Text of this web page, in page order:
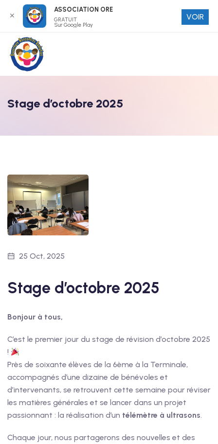
Stage d’octobre 2025
25 Oct, 2025
Stage d’octobre 2025
Bonjour à tous,
C’est le premier jour du stage de révision d’octobre 2025
!
Près de soixante élèves de la 6ème à la Terminale,
accompagnés d’une dizaine de bénévoles et
d’intervenants, se retrouvent cette semaine pour réviser
les matières générales et se lancer dans un projet
passionnant : la réalisation d’un télémètre à ultrasons.
Chaque jour, nous partagerons des nouvelles et des
✕
ASSOCIATION ORE
GRATUIT
Sur Google Play
VOIR